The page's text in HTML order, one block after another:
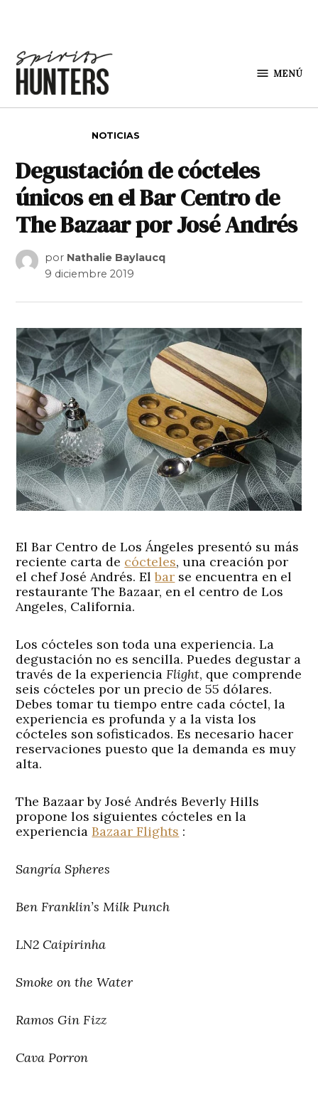
MENÚ
NOTICIAS
Degustación de cócteles
únicos en el Bar Centro de
The Bazaar por José Andrés
por Nathalie Baylaucq
9 diciembre 2019
El Bar Centro de Los Ángeles presentó su más
reciente carta de cócteles, una creación por
el chef José Andrés. Elbar se encuentra en el
restaurante The Bazaar, en el centro de Los
Angeles, California.
Los cócteles son toda una experiencia. La
degustación no es sencilla. Puedes degustar a
través de la experienciaFlight, que comprende
seis cócteles por un precio de 55 dólares.
Debes tomar tu tiempo entre cada cóctel, la
experiencia es profunda y a la vista los
cócteles son sofisticados. Es necesario hacer
reservaciones puesto que la demanda es muy
alta.
The Bazaar by José Andrés Beverly Hills
propone los siguientes cócteles en la
experienciaBazaar Flights :
Sangría Spheres
Ben Franklin’s Milk Punch
LN2 Caipirinha
Smoke on the Water
Ramos Gin Fizz
Cava Porron